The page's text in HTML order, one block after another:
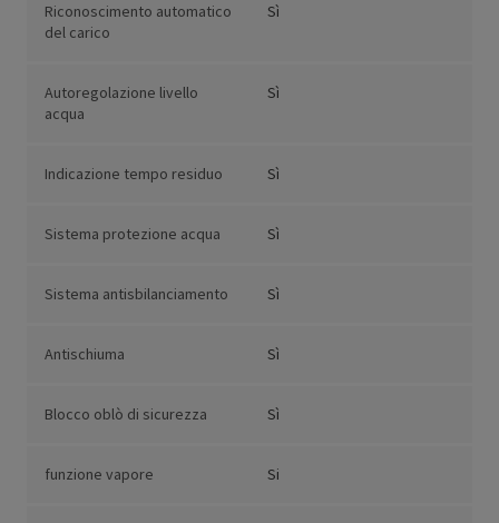
Riconoscimento automatico
del carico
Sì
Autoregolazione livello
acqua
Sì
Indicazione tempo residuo Sì
Sistema protezione acqua Sì
Sistema antisbilanciamento Sì
Antischiuma Sì
Blocco oblò di sicurezza Sì
funzione vapore Si